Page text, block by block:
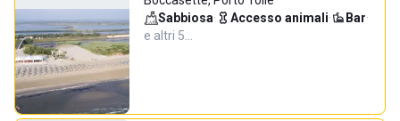
Sabbiosa· Accesso animali· Bar·
e altri 5…